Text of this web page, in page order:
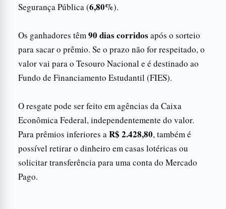
Segurança Pública (6,80%).
Os ganhadores têm90 dias corridos após o sorteio
para sacar o prêmio. Se o prazo não for respeitado, o
valor vai para o Tesouro Nacional e é destinado ao
Fundo de Financiamento Estudantil (FIES).
O resgate pode ser feito em agências da Caixa
Econômica Federal, independentemente do valor.
Para prêmios inferiores aR$ 2.428,80, também é
possível retirar o dinheiro em casas lotéricas ou
solicitar transferência para uma conta do Mercado
Pago.